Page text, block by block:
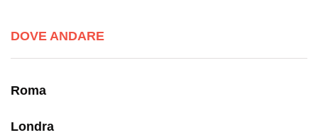
DOVE ANDARE
Roma
Londra